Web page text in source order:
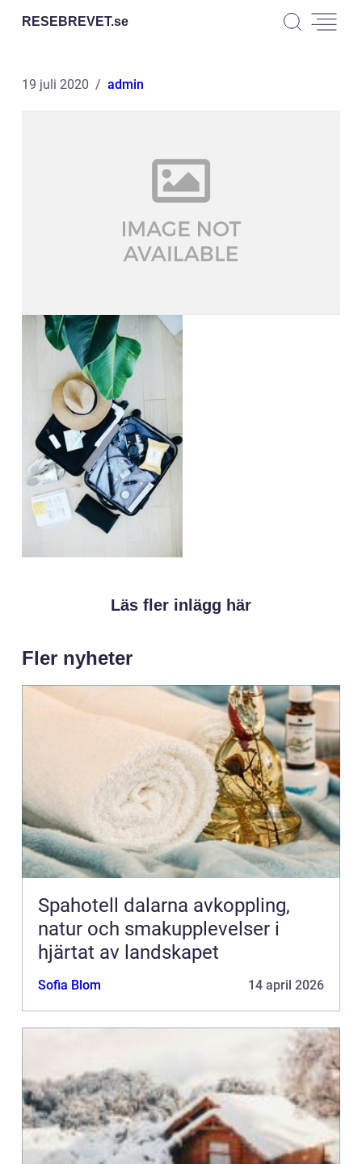
RESEBREVET.se
19 juli 2020 admin
Läs fler inlägg här
Fler nyheter
Spahotell dalarna avkoppling,
natur och smakupplevelser i
hjärtat av landskapet
Sofia Blom 14 april 2026